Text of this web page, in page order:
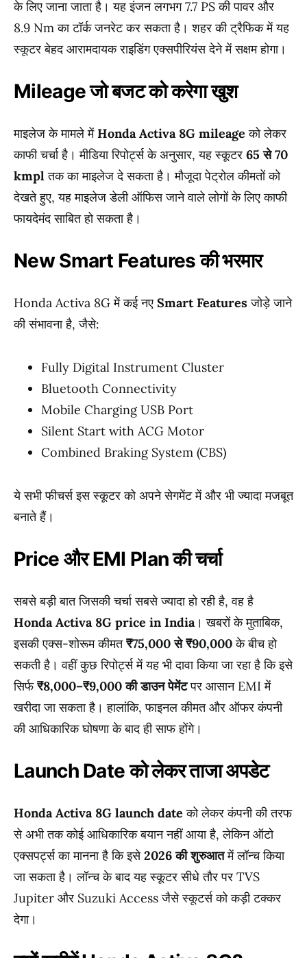
के लिए जाना जाता है। यह इंजन लगभग 7.7 PS की पावर और
8.9 Nm का टॉर्क जनरेट कर सकता है। शहर की ट्रैफिक में यह
स्कूटर बेहद आरामदायक राइडिंग एक्सपीरियंस देने में सक्षम होगा।
Mileage जो बजट को करेगा खुश
माइलेज के मामले में Honda Activa 8G mileage को लेकर
काफी चर्चा है। मीडिया रिपोर्ट्स के अनुसार, यह स्कूटर 65 से 70
kmplतक का माइलेज दे सकता है। मौजूदा पेट्रोल कीमतों को
देखते हुए, यह माइलेज डेली ऑफिस जाने वाले लोगों के लिए काफी
फायदेमंद साबित हो सकता है।
New Smart Features की भरमार
Honda Activa 8G में कई नए Smart Featuresजोड़े जाने
की संभावना है, जैसे:
Fully Digital Instrument Cluster
Bluetooth Connectivity
Mobile Charging USB Port
Silent Start with ACG Motor
Combined Braking System (CBS)
ये सभी फीचर्स इस स्कूटर को अपने सेगमेंट में और भी ज्यादा मजबूत
बनाते हैं।
Price और EMI Plan की चर्चा
सबसे बड़ी बात जिसकी चर्चा सबसे ज्यादा हो रही है, वह है
Honda Activa 8G price in India। खबरों के मुताबिक,
इसकी एक्स-शोरूम कीमत₹75,000 से ₹90,000के बीच हो
सकती है। वहीं कुछ रिपोर्ट्स में यह भी दावा किया जा रहा है कि इसे
सिर्फ₹8,000–₹9,000 की डाउन पेमेंटपर आसान EMI में
खरीदा जा सकता है। हालांकि, फाइनल कीमत और ऑफर कंपनी
की आधिकारिक घोषणा के बाद ही साफ होंगे।
Launch Date को लेकर ताजा अपडेट
Honda Activa 8G launch date को लेकर कंपनी की तरफ
से अभी तक कोई आधिकारिक बयान नहीं आया है, लेकिन ऑटो
एक्सपर्ट्स का मानना है कि इसे2026 की शुरुआतमें लॉन्च किया
जा सकता है। लॉन्च के बाद यह स्कूटर सीधे तौर पर TVS
Jupiter और Suzuki Access जैसे स्कूटर्स को कड़ी टक्कर
देगा।